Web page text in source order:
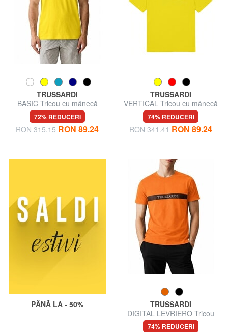
TRUSSARDI
BASIC Tricou cu mânecă
scurtă din bumbac
72% REDUCERI
RON 315.15 RON 89.24
TRUSSARDI
VERTICAL Tricou cu mânecă
scurtă
74% REDUCERI
RON 341.41 RON 89.24
PÂNĂ LA - 50%
TRUSSARDI
DIGITAL LEVRIERO Tricou
din bumbac cu mânecă scurtă
74% REDUCERI